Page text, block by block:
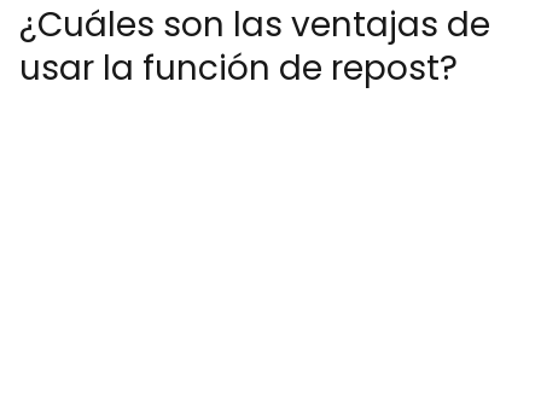
¿Cuáles son las ventajas de
usar la función de repost?